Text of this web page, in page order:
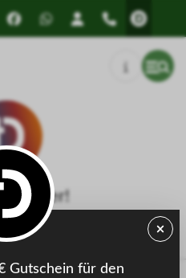
Fehler!
nicht gefunden werden.
Gutschein für den